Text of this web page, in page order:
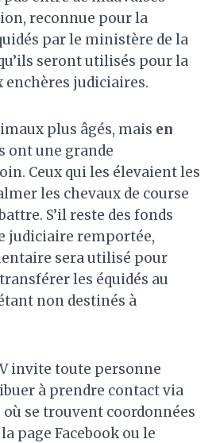
reconnue pour la
par le ministère de la
seront utilisés pour la
judiciaires.
plus âgés, mais en
ont une grande
Ceux qui les élevaient les
les chevaux de course
S’il reste des fonds
judiciaire remportée,
sera utilisé pour
les équidés au
non destinés à
invite toute personne
à prendre contact via
se trouvent coordonnées
page Facebook ou le